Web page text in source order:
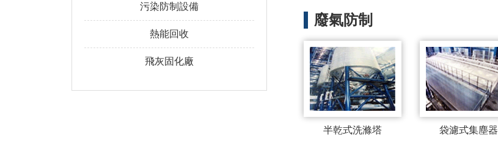
污染防制設備
熱能回收
飛灰固化廠
廢氣防制
半乾式洗滌塔 袋濾式集塵器